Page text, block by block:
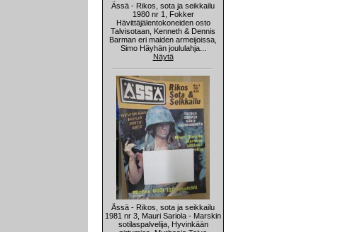
Ässä - Rikos, sota ja seikkailu
1980 nr 1, Fokker
Hävittäjälentokoneiden osto
Talvisotaan, Kenneth & Dennis
Barman eri maiden armeijoissa,
Simo Häyhän joululahja...
Näytä
Ässä - Rikos, sota ja seikkailu
1981 nr 3, Mauri Sariola - Marskin
sotilaspalvelija, Hyvinkään